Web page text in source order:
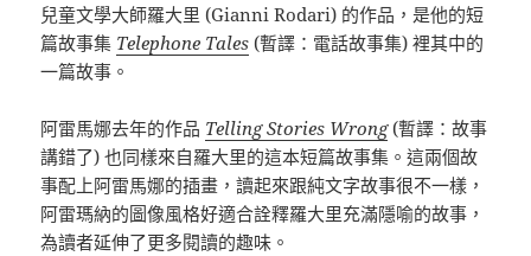
兒童文學大師羅大里 (Gianni Rodari) 的作品，是他的短
篇故事集 Telephone Tales (暫譯：電話故事集) 裡其中的
一篇故事。
阿雷馬娜去年的作品 Telling Stories Wrong(暫譯：故事
講錯了) 也同樣來自羅大里的這本短篇故事集。這兩個故
事配上阿雷馬娜的插畫，讀起來跟純文字故事很不一樣，
阿雷瑪納的圖像風格好適合詮釋羅大里充滿隱喻的故事，
為讀者延伸了更多閱讀的趣味。